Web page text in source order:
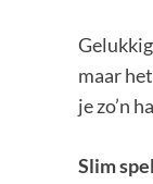
maar
je zo’n
Slim